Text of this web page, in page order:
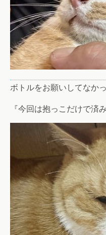
ボトルをお願いしてなか
『今回は抱っこだけで済